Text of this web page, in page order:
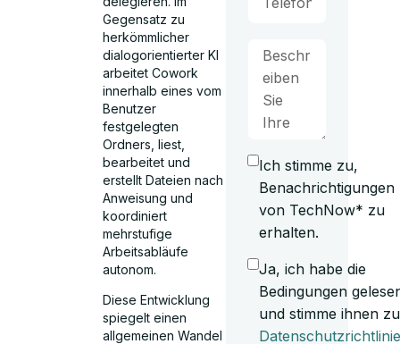
Gegensatz zu
herkömmlicher
dialogorientierter KI
arbeitet Cowork
innerhalb eines vom
Benutzer
festgelegten
Ordners, liest,
bearbeitet und
erstellt Dateien nach
Anweisung und
koordiniert
mehrstufige
Arbeitsabläufe
autonom.
Diese Entwicklung
spiegelt einen
allgemeinen Wandel
Ich stimme zu,
Benachrichtigungen
von TechNow* zu
erhalten.
Ja, ich habe die
Bedingungen
und stimme ihnen
Datenschutzrichtlinie